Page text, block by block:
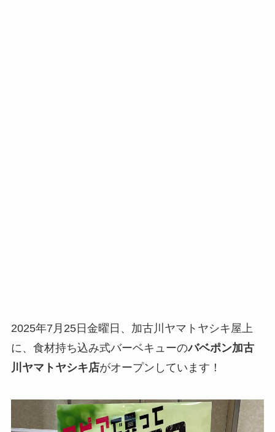
2025年7月25日金曜日、加古川ヤマトヤシキ屋上
に、食材持ち込み式バーベキューのバベポン加古
川ヤマトヤシキ店がオープンしています！